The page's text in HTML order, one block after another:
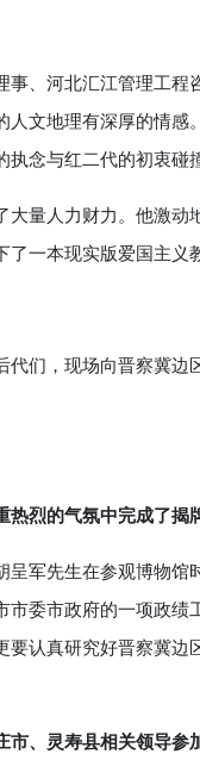
河北汇江管理工程
人文地理有深厚的情
念与红二代的初衷碰
人力财力。他激动
一本现实版爱国主义
，现场向晋察冀边
烈的气氛中完成了揭
先生在参观博物馆
市委市政府的一项政
要认真研究好晋察冀
市、灵寿县相关领导参